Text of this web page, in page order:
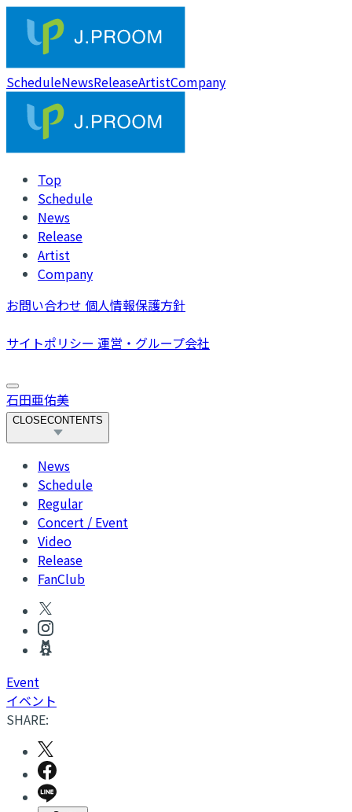
ScheduleNewsReleaseArtistCompany
Top
Schedule
News
Release
Artist
Company
お問い合わせ 個人情報保護方針
サイトポリシー 運営・グループ会社
石田亜佑美
CLOSECONTENTS
News
Schedule
Regular
Concert / Event
Video
Release
FanClub
Event
イベント
SHARE: